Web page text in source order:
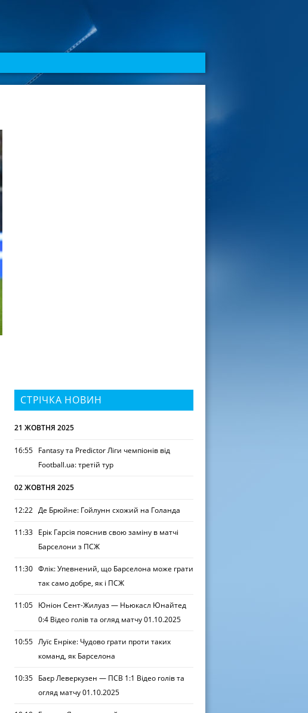
СТРІЧКА НОВИН
21 ЖОВТНЯ 2025
16:55 Fantasy та Predictor Ліги чемпіонів від
Football.ua: третій тур
02 ЖОВТНЯ 2025
12:22 Де Брюйне: Гойлунн схожий на Голанда
11:33 Ерік Гарсія пояснив свою заміну в матчі
Барселони з ПСЖ
11:30 Флік: Упевнений, що Барселона може грати
так само добре, як і ПСЖ
11:05 Юніон Сент-Жилуаз — Ньюкасл Юнайтед
0:4 Відео голів та огляд матчу 01.10.2025
10:55 Луїс Енріке: Чудово грати проти таких
команд, як Барселона
10:35 Баєр Леверкузен — ПСВ 1:1 Відео голів та
огляд матчу 01.10.2025